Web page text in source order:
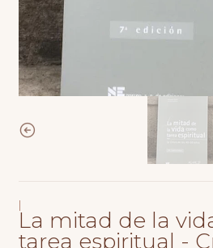
La mitad de la
tarea espiritual -